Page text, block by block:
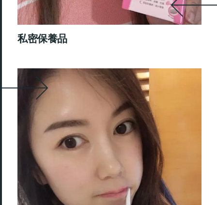
私密保養品